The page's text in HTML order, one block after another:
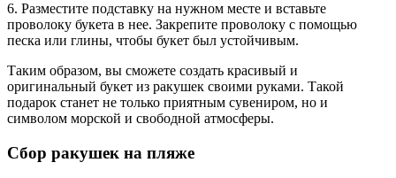
6. Разместите подставку на нужном месте и вставьте
проволоку букета в нее. Закрепите проволоку с помощью
песка или глины, чтобы букет был устойчивым.
Таким образом, вы сможете создать красивый и
оригинальный букет из ракушек своими руками. Такой
подарок станет не только приятным сувениром, но и
символом морской и свободной атмосферы.
Сбор ракушек на пляже